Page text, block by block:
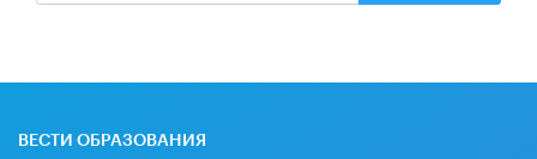
ВЕСТИ ОБРАЗОВАНИЯ